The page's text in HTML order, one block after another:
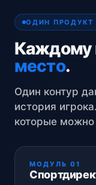
ОДИН ПРОДУКТ
Каждому
место.
Один контур
история
которые можно
МОДУЛЬ 01